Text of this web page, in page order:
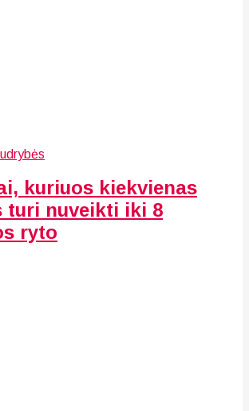
kuriuos kiekvienas
turi nuveikti iki 8
ryto